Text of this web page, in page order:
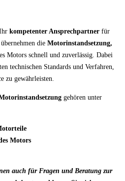
kompetenter Ansprechpartner für
übernehmen die Motorinstandsetzung,
Motors schnell und zuverlässig. Dabei
technischen Standards und Verfahren,
zu gewährleisten.
gehören unter
Motors
auch für Fragen und Beratung zur